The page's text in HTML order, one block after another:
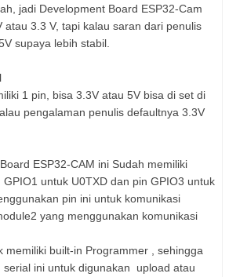
jadi Development Board ESP32-Cam
atau 3.3 V, tapi kalau saran dari penulis
supaya lebih stabil.
1 pin, bisa 3.3V atau 5V bisa di set di
pengalaman penulis defaultnya 3.3V
ESP32-CAM ini Sudah memiliki
untuk U0TXD dan pin GPIO3 untuk
pin ini untuk komunikasi
yang menggunakan komunikasi
memiliki built-in Programmer , sehingga
serial ini untuk digunakan upload atau